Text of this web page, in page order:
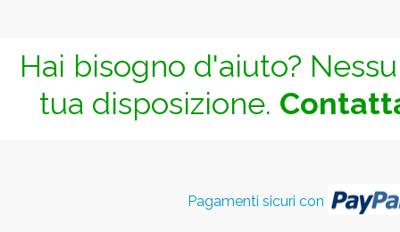
Hai bisogno d'aiuto?
tua disposizione.
Pagamenti sicuri con